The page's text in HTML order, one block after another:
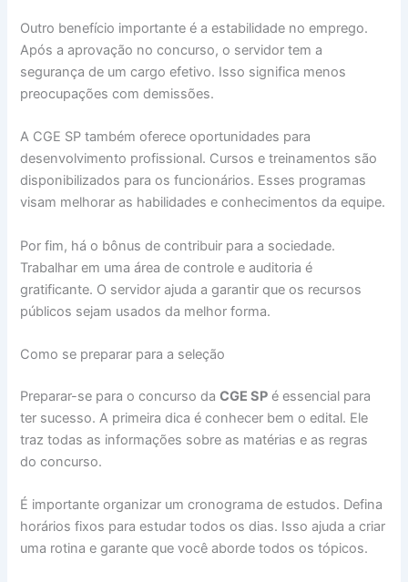
Outro benefício importante é a estabilidade no emprego.
Após a aprovação no concurso, o servidor tem a
segurança de um cargo efetivo. Isso significa menos
preocupações com demissões.
A CGE SP também oferece oportunidades para
desenvolvimento profissional. Cursos e treinamentos são
disponibilizados para os funcionários. Esses programas
visam melhorar as habilidades e conhecimentos da equipe.
Por fim, há o bônus de contribuir para a sociedade.
Trabalhar em uma área de controle e auditoria é
gratificante. O servidor ajuda a garantir que os recursos
públicos sejam usados da melhor forma.
Como se preparar para a seleção
Preparar-se para o concurso daCGE SP é essencial para
ter sucesso. A primeira dica é conhecer bem o edital. Ele
traz todas as informações sobre as matérias e as regras
do concurso.
É importante organizar um cronograma de estudos. Defina
horários fixos para estudar todos os dias. Isso ajuda a criar
uma rotina e garante que você aborde todos os tópicos.